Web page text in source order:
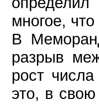
многое,
В
разрыв
рост
это, в